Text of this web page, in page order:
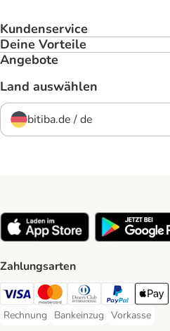
Kundenservice
Deine Vorteile
Angebote
Land auswählen
bitiba.de / de
Zahlungsarten
Visa Payment Method
Mastercard Payment Method
Diners Club Payment
PayPal Apple
Rechnung
Rechnung Payment Method
Bankeinzug
Bankeinzug Payment
Vorkasse
Vorkasse